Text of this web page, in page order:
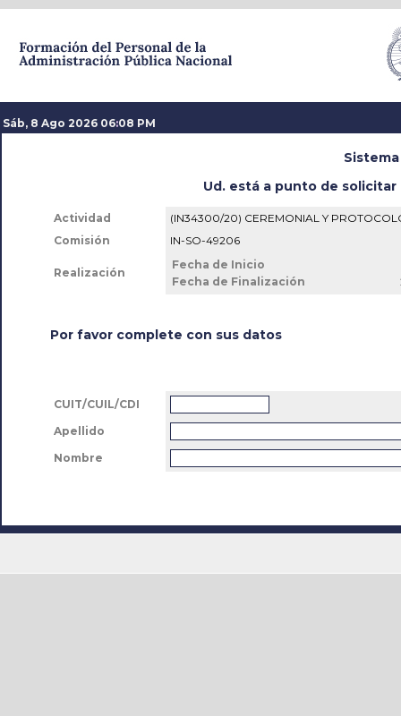
Sáb, 8 Ago 2026 06:08 PM
Ud. está a punto de
Actividad
(IN34300/20) CEREMONIAL Y
Comisión
IN-SO-49206
Realización
Fecha de Inicio
Fecha de Finalización
Por favor complete con sus datos
CUIT/CUIL/CDI
Apellido
Nombre